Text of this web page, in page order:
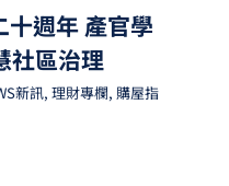
十週年 產官學
社區治理
新訊, 理財專欄, 購屋指